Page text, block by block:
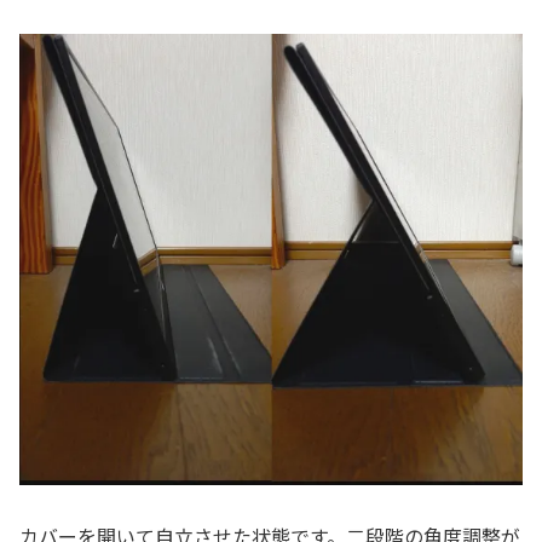
カバーを開いて自立させた状態です。二段階の角度調整が